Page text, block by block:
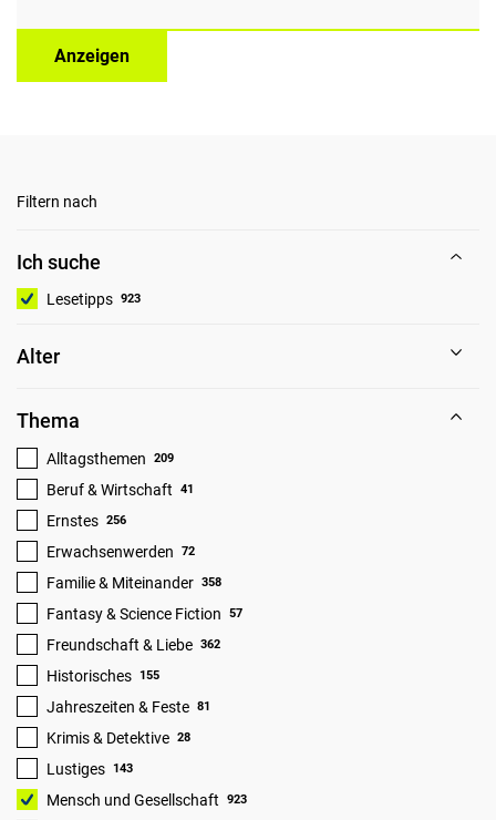
Anzeigen
Filtern nach
Ich suche
Lesetipps 923
Alter
Thema
Alltagsthemen 209
Beruf & Wirtschaft 41
Ernstes 256
Erwachsenwerden 72
Familie & Miteinander 358
Fantasy & Science Fiction 57
Freundschaft & Liebe 362
Historisches 155
Jahreszeiten & Feste 81
Krimis & Detektive 28
Lustiges 143
Mensch und Gesellschaft 923